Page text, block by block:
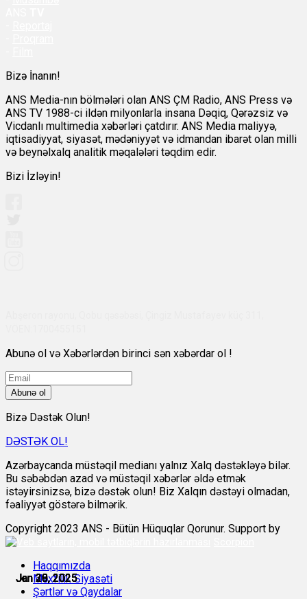
Jan 28, 2025
Jan 29, 2025
Jan 29, 2025
Jan 30, 2025
Jan 30, 2025
Jan 30, 2025
Bizə İnanın!
ANS Media-nın bölmələri olan ANS ÇM Radio, ANS Press və
ANS TV 1988-ci ildən milyonlarla insana Dəqiq, Qərəzsiz və
Vicdanlı multimedia xəbərləri çatdırır. ANS Media maliyyə,
iqtisadiyyat, siyasət, mədəniyyət və idmandan ibarət olan milli
və beynəlxalq analitik məqalələri təqdim edir.
Bizi İzləyin!
Abunə ol və Xəbərlərdən birinci sən xəbərdar ol !
Abunə ol
Bizə Dəstək Olun!
DƏSTƏK OL!
Azərbaycanda müstəqil medianı yalnız Xalq dəstəkləyə bilər.
Bu səbəbdən azad və müstəqil xəbərlər əldə etmək
istəyirsinizsə, bizə dəstək olun! Biz Xalqın dəstəyi olmadan,
fəaliyyət göstərə bilmərik.
Copyright 2023 ANS - Bütün Hüquqlar Qorunur. Support by
Haqqımızda
Məxfilik Siyasəti
Şərtlər və Qaydalar